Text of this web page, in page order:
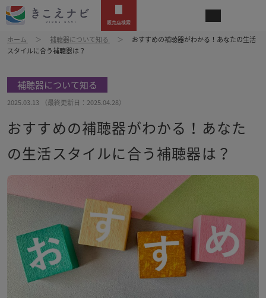
販売店検索
ホーム 補聴器について知る
おすすめの補聴器がわかる！あなたの生活
スタイルに合う補聴器は？
補聴器について知る
2025.03.13 （最終更新日： 2025.04.28）
おすすめの補聴器がわかる！あなた
の生活スタイルに合う補聴器は？